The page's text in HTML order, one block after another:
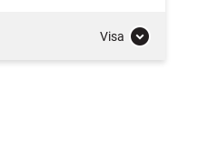
Visa